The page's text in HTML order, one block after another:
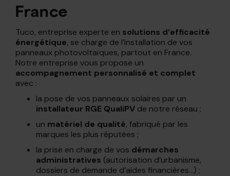
France
Tuco, entreprise experte en solutions d’efficacité
énergétique, se charge de l’installation de vos
panneaux photovoltaïques, partout en France.
Notre entreprise vous propose un
accompagnement personnalisé et complet
avec :
la pose de vos panneaux solaires par un
installateur RGE QualiPV de notre réseau ;
un matériel de qualité, fabriqué par les
marques les plus réputées ;
la prise en charge de vos démarches
administratives (autorisation d’urbanisme,
dossiers de demande d’aides financières…) ;